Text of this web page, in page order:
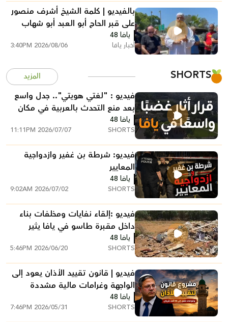
بالفيديو | كلمة الشيخ أشرف منصور
على قبر الحاج أبو العبد أبو شهاب
يافا 48
أخبار يافا 2026/08/06 3:40PM
SHORTS المزيد
فيديو : "لغتي هويتي".. جدل واسع
بعد منع التحدث بالعربية في مكان
عمل بيافا
يافا 48
SHORTS
2026/07/07 11:11PM
فيديو: شرطة بن غفير وازدواجية
المعايير
يافا 48
SHORTS
2026/07/02 9:02AM
فيديو :إلقاء نفايات ومخلفات بناء
داخل مقبرة طاسو في يافا يثير
استياءً واسعاً
يافا 48
SHORTS
2026/06/20 5:46PM
فيديو | قانون تقييد الأذان يعود إلى
الواجهة وغرامات مالية مشددة
للمخالفين
يافا 48
SHORTS
2026/05/31 7:46PM